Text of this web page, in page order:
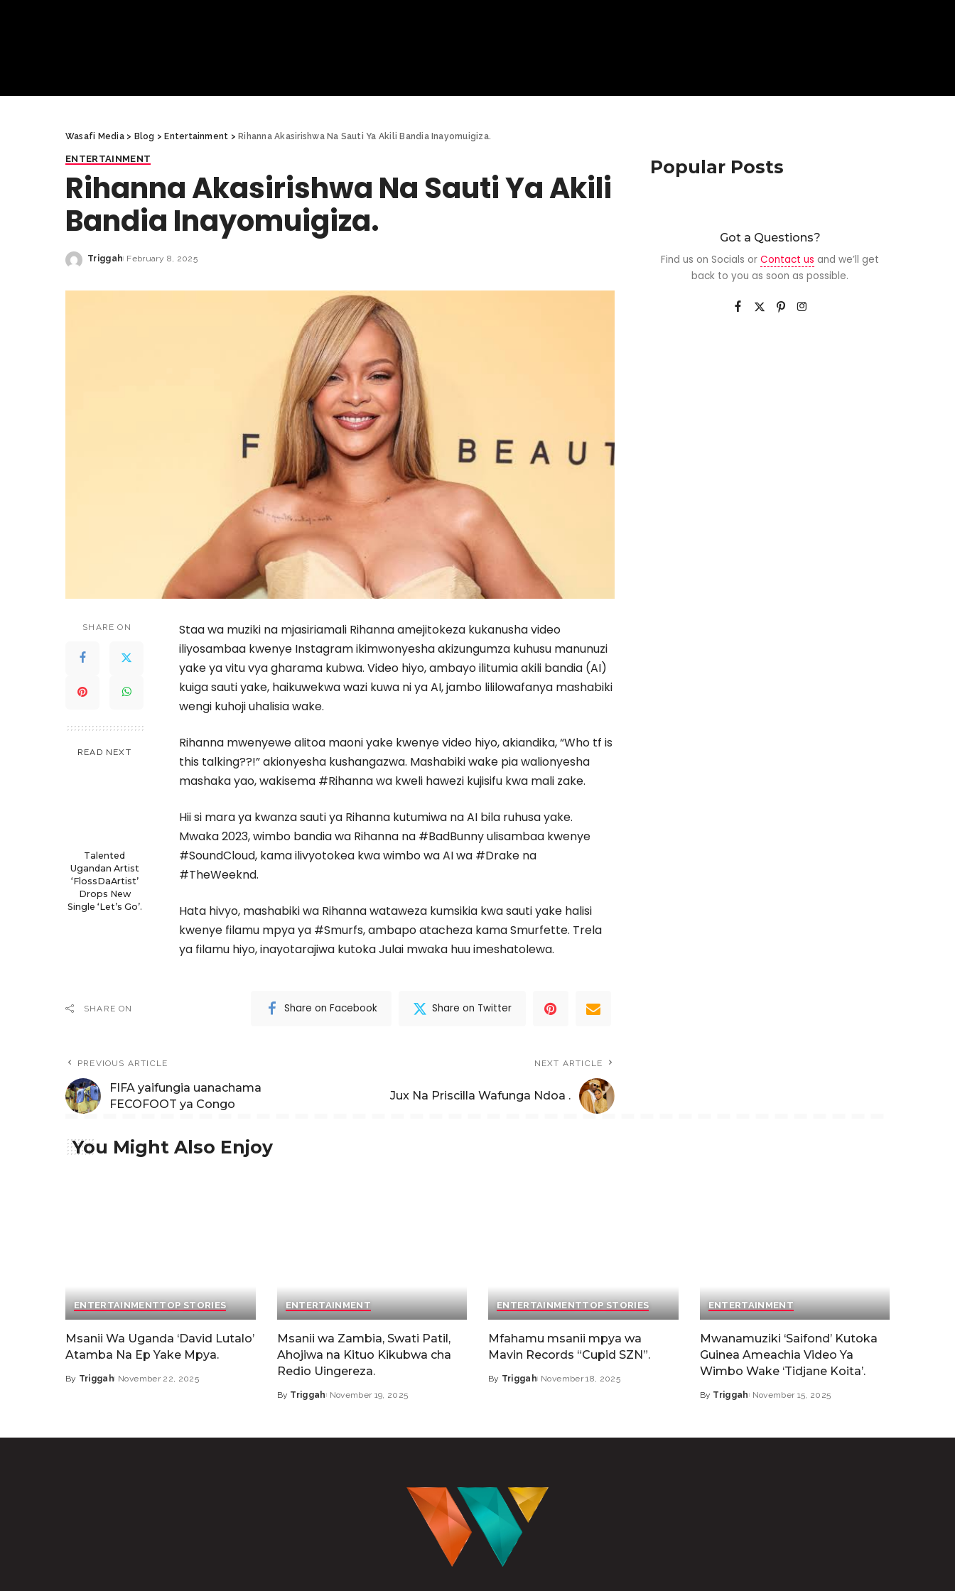
Wasafi Media> Blog >Entertainment >Rihanna Akasirishwa Na Sauti Ya Akili Bandia Inayomuigiza.
ENTERTAINMENT
Rihanna Akasirishwa Na Sauti Ya Akili
Bandia Inayomuigiza.
Triggah February 8, 2025
SHARE ON
READ NEXT
Talented
Ugandan Artist
‘FlossDaArtist’
Drops New
Single ‘Let’s Go’.
Staa wa muziki na mjasiriamali Rihanna amejitokeza kukanusha video
iliyosambaa kwenye Instagram ikimwonyesha akizungumza kuhusu manunuzi
yake ya vitu vya gharama kubwa. Video hiyo, ambayo ilitumia akili bandia (AI)
kuiga sauti yake, haikuwekwa wazi kuwa ni ya AI, jambo lililowafanya mashabiki
wengi kuhoji uhalisia wake.
Rihanna mwenyewe alitoa maoni yake kwenye video hiyo, akiandika, “Who tf is
this talking??!” akionyesha kushangazwa. Mashabiki wake pia walionyesha
mashaka yao, wakisema #Rihanna wa kweli hawezi kujisifu kwa mali zake.
Hii si mara ya kwanza sauti ya Rihanna kutumiwa na AI bila ruhusa yake.
Mwaka 2023, wimbo bandia wa Rihanna na #BadBunny ulisambaa kwenye
#SoundCloud, kama ilivyotokea kwa wimbo wa AI wa #Drake na
#TheWeeknd.
Hata hivyo, mashabiki wa Rihanna wataweza kumsikia kwa sauti yake halisi
kwenye filamu mpya ya #Smurfs, ambapo atacheza kama Smurfette. Trela
ya filamu hiyo, inayotarajiwa kutoka Julai mwaka huu imeshatolewa.
SHARE ON Share on Facebook Share on Twitter
PREVIOUS ARTICLE
FIFA yaifungia uanachama
FECOFOOT ya Congo
NEXT ARTICLE
Jux Na Priscilla Wafunga Ndoa .
Popular Posts
Got a Questions?
Find us on Socials orContact us and we’ll get
back to you as soon as possible.
You Might Also Enjoy
ENTERTAINMENTTOP STORIES
Msanii Wa Uganda ‘David Lutalo’
Atamba Na Ep Yake Mpya.
By Triggah November 22, 2025
ENTERTAINMENT
Msanii wa Zambia, Swati Patil,
Ahojiwa na Kituo Kikubwa cha
Redio Uingereza.
By Triggah November 19, 2025
ENTERTAINMENTTOP STORIES
Mfahamu msanii mpya wa
Mavin Records “Cupid SZN”.
By Triggah November 18, 2025
ENTERTAINMENT
Mwanamuziki ‘Saifond’ Kutoka
Guinea Ameachia Video Ya
Wimbo Wake ‘Tidjane Koita’.
By Triggah November 15, 2025